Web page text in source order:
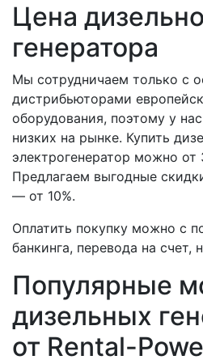
Цена
генератора
Мы сотрудничаем только с
дистрибьюторами
оборудования, поэтому у
низких на рынке. Купить
электрогенератор можно от
Предлагаем выгодные
— от 10%.
Оплатить покупку можно с
банкинга, перевода на счет,
Популярные
дизельных
от Rental-